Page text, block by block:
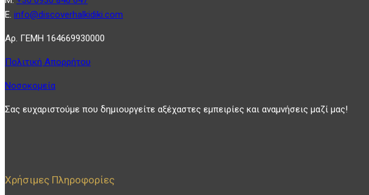
Ε. info@discoverhalkidiki.com
Αρ. ΓΕΜΗ 164669930000
Πολιτική Απορρήτου
Νοσοκομεία
Σας ευχαριστούμε που δημιουργείτε αξέχαστες εμπειρίες και αναμνήσεις μαζί μας!
Χρήσιμες Πληροφορίες